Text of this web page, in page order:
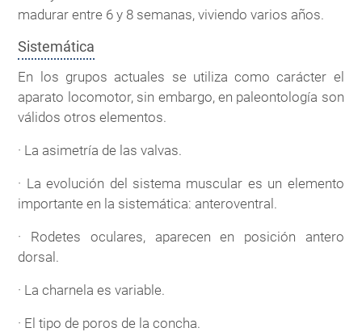
madurar entre 6 y 8 semanas, viviendo varios años.
Sistemática
En los grupos actuales se utiliza como carácter el
aparato locomotor, sin embargo, en paleontología son
válidos otros elementos.
· La asimetría de las valvas.
· La evolución del sistema muscular es un elemento
importante en la sistemática: anteroventral.
· Rodetes oculares, aparecen en posición antero
dorsal.
· La charnela es variable.
· El tipo de poros de la concha.